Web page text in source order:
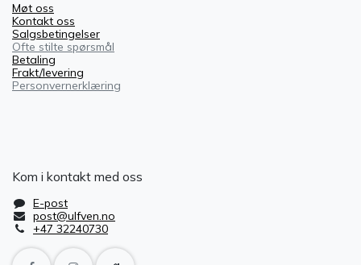
Møt oss
Kontakt oss
Salgsbetingelser
Ofte stilte spørsmål
Betaling
Frakt/levering
Personvernerklæring
Kom i kontakt med oss
E-post
post@ulfven.no
+47 32240730